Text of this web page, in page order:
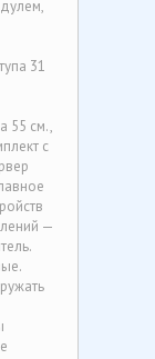
31
55 см.,
с
—